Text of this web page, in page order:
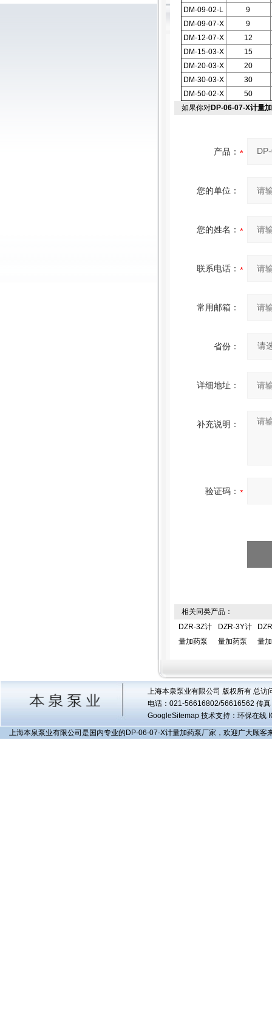
DM-09-02-L
9
DM-09-07-X
9
DM-12-07-X
12
DM-15-03-X
15
DM-20-03-X
20
DM-30-03-X
30
DM-50-02-X
50
如果你对DP-06-07-X计量
产品：
您的单位：
您的姓名：
联系电话：
常用邮箱：
省份：
详细地址：
补充说明：
验证码：
相关同类产品：
DZR-3Z计
量加药泵
DZR-3Y计
量加药泵
量
上海本泉泵业有限公司 版权所有 总访
电话：021-56616802/56616562 传
GoogleSitemap技术支持：环保在线
上海本泉泵业有限公司是国内专业的DP-06-07-X计量加药泵厂家，欢迎广大顾客